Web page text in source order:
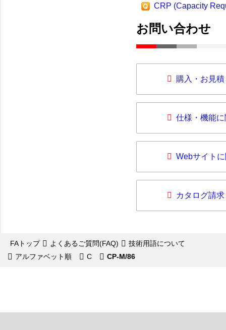
CRP (Capacity
お問い合わせ
購入・お見
仕様・機能
Webサイト
カタログ請求
FAトップ よくあるご質問(FAQ)
技術用語について
アルファベット順
C CP-M/86